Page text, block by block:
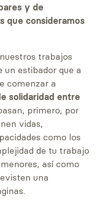
y de
que consideramos
trabajos
un estibador que a
comenzar a
solidaridad entre
primero, por
vidas,
como los
de tu trabajo
así como
una